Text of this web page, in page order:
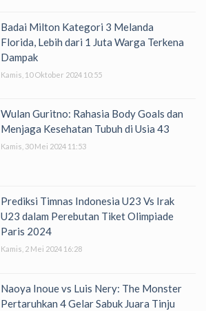
Badai Milton Kategori 3 Melanda
Florida, Lebih dari 1 Juta Warga Terkena
Dampak
Kamis, 10 Oktober 2024 10:55
Wulan Guritno: Rahasia Body Goals dan
Menjaga Kesehatan Tubuh di Usia 43
Kamis, 30 Mei 2024 11:53
Prediksi Timnas Indonesia U23 Vs Irak
U23 dalam Perebutan Tiket Olimpiade
Paris 2024
Kamis, 2 Mei 2024 16:28
Naoya Inoue vs Luis Nery: The Monster
Pertaruhkan 4 Gelar Sabuk Juara Tinju